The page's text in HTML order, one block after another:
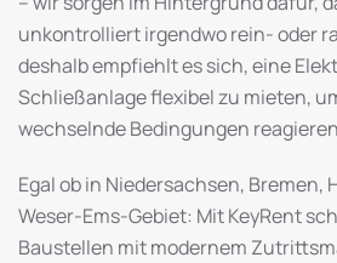
unkontrolliert irgendwo rein- oder
deshalb empfiehlt es sich, eine
Schließanlage flexibel zu mieten,
wechselnde Bedingungen
Egal ob in Niedersachsen, Bremen,
Weser-Ems-Gebiet: Mit KeyRent
Baustellen mit modernem